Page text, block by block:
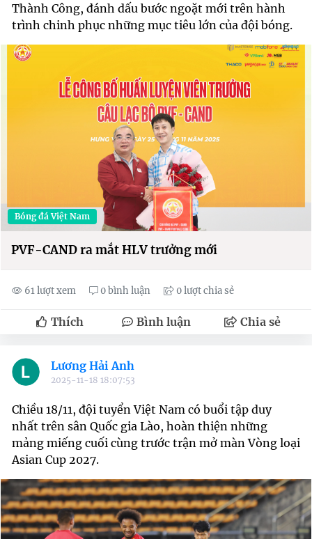
Thành Công, đánh dấu bước ngoặt mới trên hành
trình chinh phục những mục tiêu lớn của đội bóng.
Bóng đá Việt Nam
PVF-CAND ra mắt HLV trưởng mới
61 lượt xem 0 bình luận 0 lượt chia sẻ
Thích Bình luận Chia sẻ
Lương Hải Anh
2025-11-18 18:07:53
Chiều 18/11, đội tuyển Việt Nam có buổi tập duy
nhất trên sân Quốc gia Lào, hoàn thiện những
mảng miếng cuối cùng trước trận mở màn Vòng loại
Asian Cup 2027.